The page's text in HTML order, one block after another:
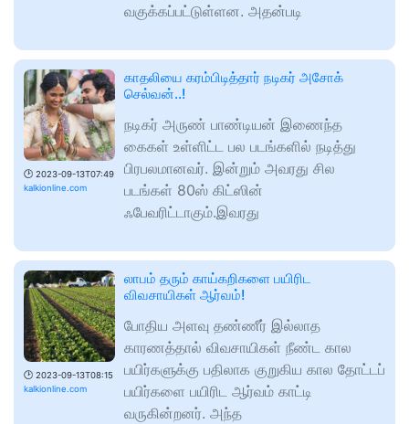
வகுக்கப்பட்டுள்ளன. அதன்படி
🕑 2023-09-13T07:49
kalkionline.com
காதலியை கரம்பிடித்தார் நடிகர் அசோக்
செல்வன்..!
நடிகர் அருண் பாண்டியன் இணைந்த
கைகள் உள்ளிட்ட பல படங்களில் நடித்து
பிரபலமானவர். இன்றும் அவரது சில
படங்கள் 80ஸ் கிட்ஸின்
ஃபேவரிட்டாகும்.இவரது
🕑 2023-09-13T08:15
kalkionline.com
லாபம் தரும் காய்கறிகளை பயிரிட
விவசாயிகள் ஆர்வம்!
போதிய அளவு தண்ணீர் இல்லாத
காரணத்தால் விவசாயிகள் நீண்ட கால
பயிர்களுக்கு பதிலாக குறுகிய கால தோட்டப்
பயிர்களை பயிரிட ஆர்வம் காட்டி
வருகின்றனர். அந்த